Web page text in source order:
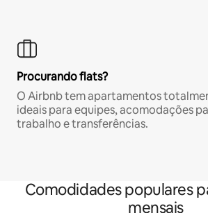
Procurando flats?
O Airbnb tem apartamentos
ideais para equipes, acomodações
trabalho e transferências.
Comodidades populares
mensais